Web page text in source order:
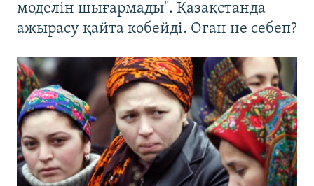
моделін шығармады". Қазақстанда
ажырасу қайта көбейді. Оған не себеп?